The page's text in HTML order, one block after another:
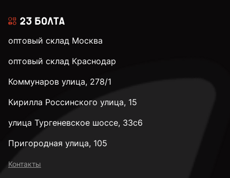
М24
М30
оптовый склад Москва
оптовый склад Краснодар
Коммунаров улица, 278/1
Кирилла Россинского улица, 15
улица Тургеневское шоссе, 33с6
Пригородная улица, 105
Контакты